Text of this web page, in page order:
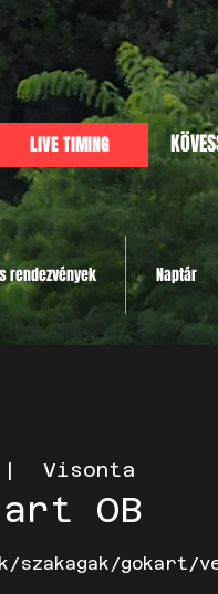
LIVE TIMING
rendezvények Naptár
|
Visonta
OB
szakagak/gokart/